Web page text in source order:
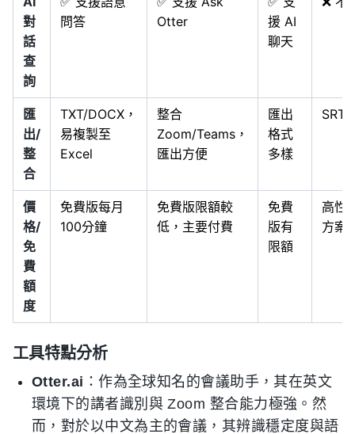
對
話
查
詢
問答
Otter
援 AI
聊天
匯
出/
整
合
TXT/DOCX，
易複製至
Excel
整合
Zoom/Teams，
匯出方便
匯出
格式
多樣
SRT/
價
格/
免
費
額
度
免費版每月
100分鐘
免費版限額較
低，主要付費
免費
版有
限額
高性
方案
工具特點分析
Otter.ai ：作為全球知名的會議助手，其在英文
環境下的講者識別與 Zoom 整合能力極強。然
而，對於以中文為主的會議，其辨識穩定度與語